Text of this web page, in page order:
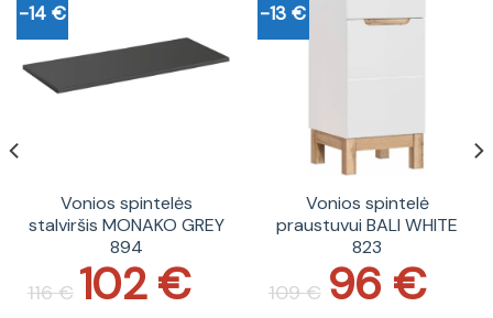
-14 €
Vonios spintelės
stalviršis MONAKO GREY
894
116€
Original
price
was: 102€
Current
price
is:
-13 €
Vonios spintelė
praustuvui BALI WHITE
823
109€
price
was: 96 €
Current
price
is: